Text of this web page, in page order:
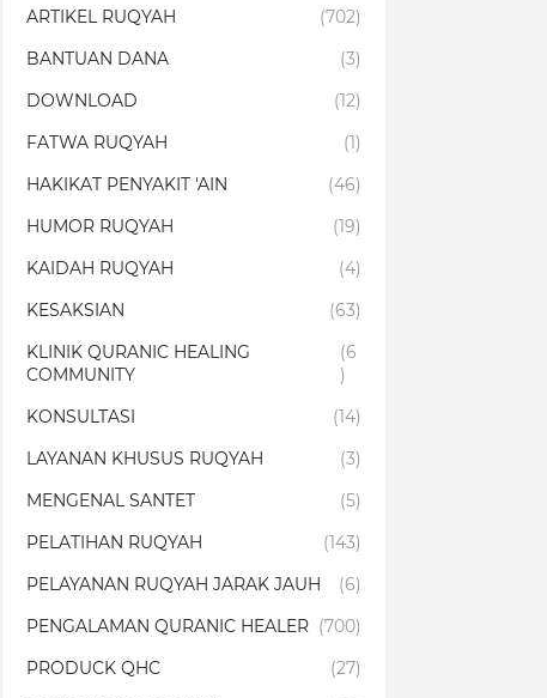
ARTIKEL RUQYAH
(702)
BANTUAN DANA
(3)
DOWNLOAD
(12)
FATWA RUQYAH
(1)
HAKIKAT PENYAKIT 'AIN
(46)
HUMOR RUQYAH
(19)
KAIDAH RUQYAH
(4)
KESAKSIAN
(63)
KLINIK QURANIC HEALING
COMMUNITY
(6
)
KONSULTASI
(14)
LAYANAN KHUSUS RUQYAH
(3)
MENGENAL SANTET
(5)
PELATIHAN RUQYAH
(143)
PELAYANAN RUQYAH JARAK JAUH
(6)
PENGALAMAN QURANIC HEALER (700)
PRODUCK QHC
(27)